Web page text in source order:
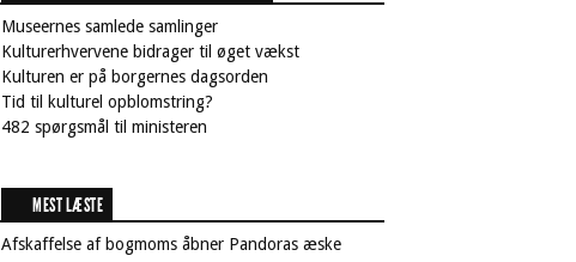
Museernes samlede samlinger
Kulturerhvervene bidrager til øget vækst
Kulturen er på borgernes dagsorden
Tid til kulturel opblomstring?
482 spørgsmål til ministeren
MEST LÆSTE
Afskaffelse af bogmoms åbner Pandoras æske